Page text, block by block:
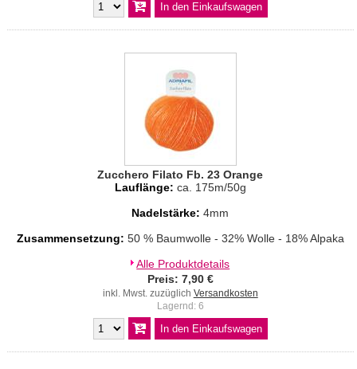
Zucchero Filato Fb. 23 Orange
Lauflänge: ca. 175m/50g
Nadelstärke: 4mm
Zusammensetzung: 50 % Baumwolle - 32% Wolle - 18% Alpaka
Alle Produktdetails
Preis: 7,90 €
inkl. Mwst. zuzüglich Versandkosten
Lagernd: 6